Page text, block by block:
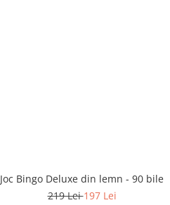
Joc Bingo Deluxe din lemn - 90 bile
219 Lei197 Lei